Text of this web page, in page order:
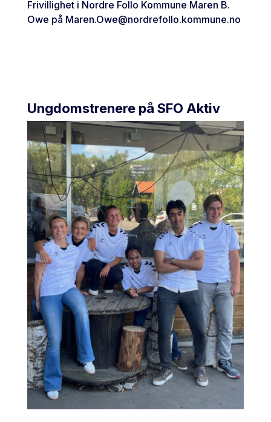
Frivillighet i Nordre Follo Kommune Maren B.
Owe på Maren.Owe@nordrefollo.kommune.no
Ungdomstrenere på SFO Aktiv